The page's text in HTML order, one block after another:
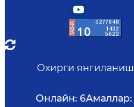
Охирги янгиланиш
Онлайн: 6Амаллар: